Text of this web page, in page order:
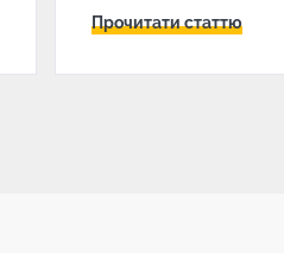
Прочитати статтю